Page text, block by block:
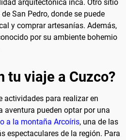
arquitectónica inca. Otro sitio
San Pedro, donde se puede
y comprar artesanías. Además,
por su ambiente bohemio
tu viaje a Cuzco?
actividades para realizar en
aventura pueden optar por una
a la montaña Arcoíris, una de las
espectaculares de la región. Para